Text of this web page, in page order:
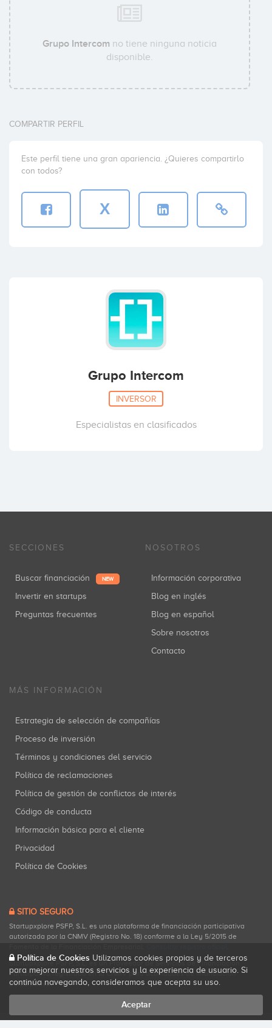
Coinversiones: 1
Javier Martin Chocarro
Grupo Intercom no tiene ninguna noticia
disponible.
COMPARTIR PERFIL
Este perfil tiene una gran apariencia. ¿Quieres compartirlo
con todos?
X
Grupo Intercom
INVERSOR
Especialistas en clasificados
SECCIONES
Buscar financiación NEW
Invertir en startups
Preguntas frecuentes
NOSOTROS
Información corporativa
Blog en inglés
Blog en español
Sobre nosotros
Contacto
MÁS INFORMACIÓN
Estrategia de selección de compañías
Proceso de inversión
Términos y condiciones del servicio
Política de reclamaciones
Política de gestión de conflictos de interés
Código de conducta
Información básica para el cliente
Privacidad
Política de Cookies
SITIO SEGURO
Startupxplore PSFP, S.L. es una plataforma de financiación participativa
autorizada por la CNMV (Registro No. 18) conforme a la Ley 5/2015 de
Startupxplore PSFP, S.L. es un Proveedor de Servicios de Financiación
Participativa registrado en la CNMV para actividades de financiación
participativa.
Política de Cookies Utilizamos cookies propias y de terceros
para mejorar nuestros servicios y la experiencia de usuario. Si
continúa navegando, consideramos que acepta su uso.
Aceptar